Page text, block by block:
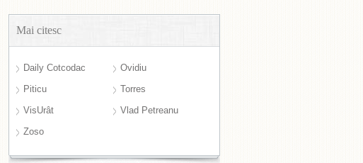
Mai citesc
Daily Cotcodac
Ovidiu
Piticu
Torres
VisUrât
Vlad Petreanu
Zoso